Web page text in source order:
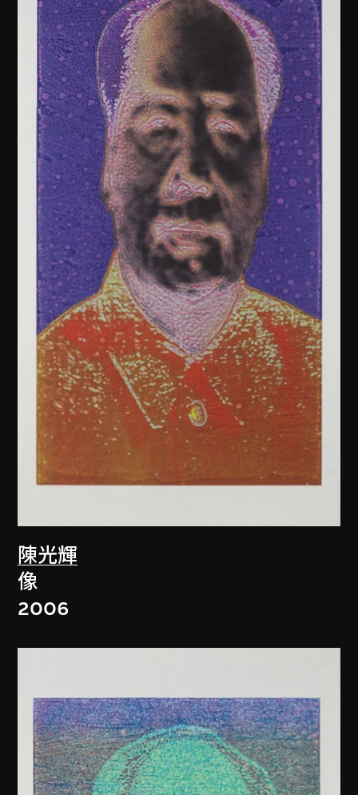
陳光輝
像
2006